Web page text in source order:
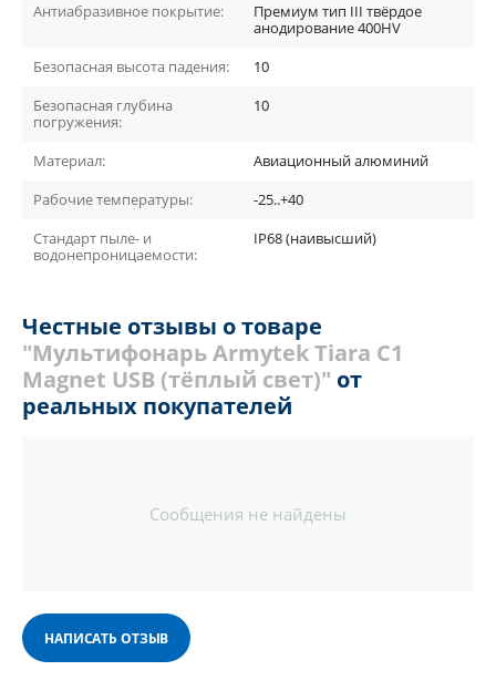
Антиабразивное покрытие:
Премиум тип III твёрдое
анодирование 400HV
Безопасная высота падения:
10
Безопасная глубина
погружения:
10
Материал:
Авиационный алюминий
Рабочие температуры:
-25..+40
Стандарт пыле- и
водонепроницаемости:
IP68 (наивысший)
Честные отзывы о товаре
"Мультифонарь Armytek Tiara C1
Magnet USB (тёплый свет)" от
реальных покупателей
Сообщения не найдены
НАПИСАТЬ ОТЗЫВ